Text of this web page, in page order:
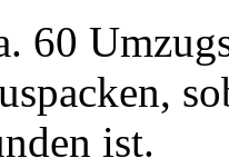
60
ist.